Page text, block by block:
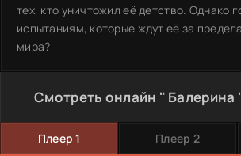
тех, кто уничтожил её детство. Однако
испытаниям, которые ждут её за
мира?
Смотреть онлайн " Балерина
Плеер 1 Плеер 2